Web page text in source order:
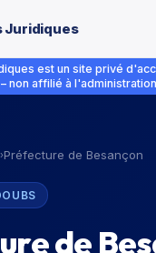
Juridiques
est un site privé
non affilié à
›Préfecture de Besançon
de